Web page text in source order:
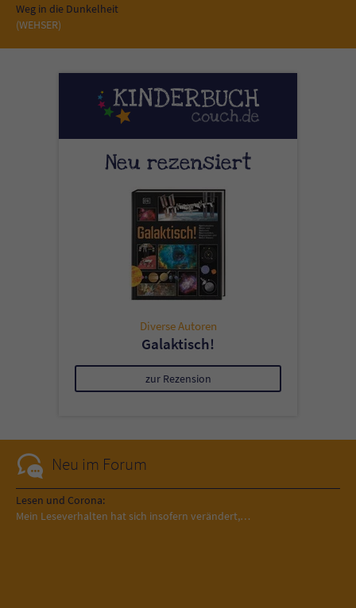
Weg in die Dunkelheit
(WEHSER)
Neu rezensiert
Diverse Autoren
Galaktisch!
zur Rezension
Neu im Forum
Lesen und Corona:
Mein Leseverhalten hat sich insofern verändert,…
Sicherheitscode des Kontaktformulars zu